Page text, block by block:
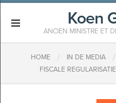
Koen
ANCIEN MINISTRE ET
HOME / IN DE MEDIA /
FISCALE